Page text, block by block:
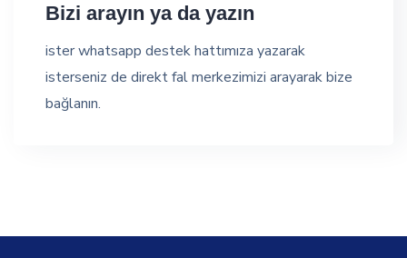
Bizi arayın ya da yazın
ister whatsapp destek hattımıza yazarak
isterseniz de direkt fal merkezimizi arayarak bize
bağlanın.